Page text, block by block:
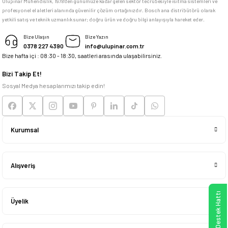
memnun kaldım
Deneyimini Paylaş
profesyonel el aletleri alanında güvenilir çözüm ortağınızdır. Bosch ana distribütörü olarak
yetkili satış ve teknik uzmanlık sunar; doğru ürün ve doğru bilgi anlayışıyla hareket eder.
Bize Ulaşın
0378 227 4390
Bize Yazın
info@ulupinar.com.tr
Bize hafta içi : 08:30 - 18:30, saatleri arasında ulaşabilirsiniz.
Bizi Takip Et!
Sosyal Medya hesaplarımızı takip edin!
Kurumsal
Alışveriş
Üyelik